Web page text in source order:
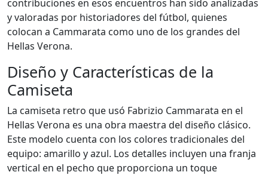
contribuciones en esos encuentros han sido analizadas
y valoradas por historiadores del fútbol, quienes
colocan a Cammarata como uno de los grandes del
Hellas Verona.
Diseño y Características de la
Camiseta
La camiseta retro que usó Fabrizio Cammarata en el
Hellas Verona es una obra maestra del diseño clásico.
Este modelo cuenta con los colores tradicionales del
equipo: amarillo y azul. Los detalles incluyen una franja
vertical en el pecho que proporciona un toque